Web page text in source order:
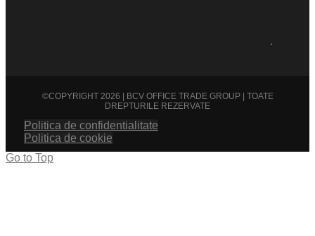
.
©COPYRIGHT 2026 | BCV OFFICE TRADE GROUP | TOATE
DREPTURILE REZERVATE
Politica de confidentialitate
Politica de cookie
Go to Top